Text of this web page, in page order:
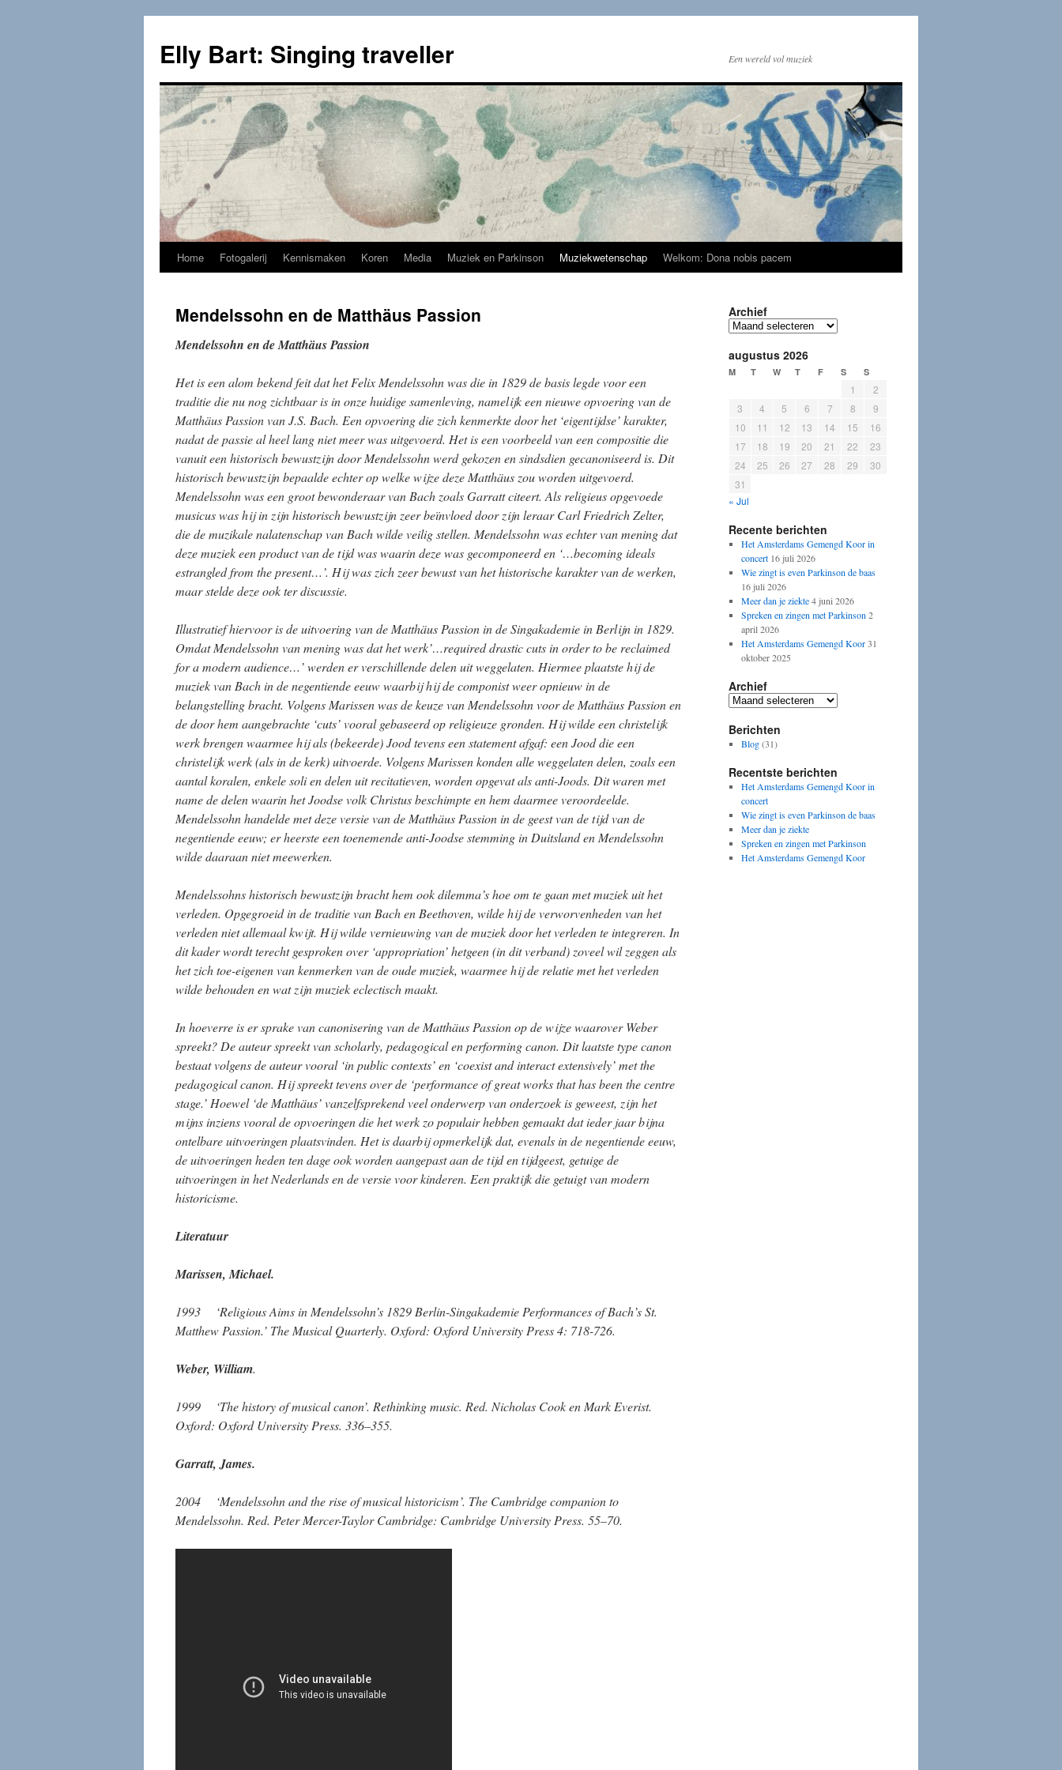
content
Elly Bart: Singing traveller Een wereld vol muziek
Home Fotogalerij Kennismaken Koren Media Muziek en Parkinson Muziekwetenschap Welkom: Dona nobis pacem
Mendelssohn en de Matthäus Passion
Mendelssohn en de Matthäus Passion
Het is een alom bekend feit dat het Felix Mendelssohn was die in 1829 de basis legde voor een
traditie die nu nog zichtbaar is in onze huidige samenleving, namelijk een nieuwe opvoering van de
Matthäus Passion van J.S. Bach. Een opvoering die zich kenmerkte door het ‘eigentijdse’ karakter,
nadat de passie al heel lang niet meer was uitgevoerd. Het is een voorbeeld van een compositie die
vanuit een historisch bewustzijn door Mendelssohn werd gekozen en sindsdien gecanoniseerd is. Dit
historisch bewustzijn bepaalde echter op welke wijze deze Matthäus zou worden uitgevoerd.
Mendelssohn was een groot bewonderaar van Bach zoals Garratt citeert. Als religieus opgevoede
musicus was hij in zijn historisch bewustzijn zeer beïnvloed door zijn leraar Carl Friedrich Zelter,
die de muzikale nalatenschap van Bach wilde veilig stellen. Mendelssohn was echter van mening dat
deze muziek een product van de tijd was waarin deze was gecomponeerd en ‘…becoming ideals
estrangled from the present…’. Hij was zich zeer bewust van het historische karakter van de werken,
maar stelde deze ook ter discussie.
Illustratief hiervoor is de uitvoering van de Matthäus Passion in de Singakademie in Berlijn in 1829.
Omdat Mendelssohn van mening was dat het werk’…required drastic cuts in order to be reclaimed
for a modern audience…’ werden er verschillende delen uit weggelaten. Hiermee plaatste hij de
muziek van Bach in de negentiende eeuw waarbij hij de componist weer opnieuw in de
belangstelling bracht. Volgens Marissen was de keuze van Mendelssohn voor de Matthäus Passion en
de door hem aangebrachte ‘cuts’ vooral gebaseerd op religieuze gronden. Hij wilde een christelijk
werk brengen waarmee hij als (bekeerde) Jood tevens een statement afgaf: een Jood die een
christelijk werk (als in de kerk) uitvoerde. Volgens Marissen konden alle weggelaten delen, zoals een
aantal koralen, enkele soli en delen uit recitatieven, worden opgevat als anti-Joods. Dit waren met
name de delen waarin het Joodse volk Christus beschimpte en hem daarmee veroordeelde.
Mendelssohn handelde met deze versie van de Matthäus Passion in de geest van de tijd van de
negentiende eeuw; er heerste een toenemende anti-Joodse stemming in Duitsland en Mendelssohn
wilde daaraan niet meewerken.
Mendelssohns historisch bewustzijn bracht hem ook dilemma’s hoe om te gaan met muziek uit het
verleden. Opgegroeid in de traditie van Bach en Beethoven, wilde hij de verworvenheden van het
verleden niet allemaal kwijt. Hij wilde vernieuwing van de muziek door het verleden te integreren. In
dit kader wordt terecht gesproken over ‘appropriation’ hetgeen (in dit verband) zoveel wil zeggen als
het zich toe-eigenen van kenmerken van de oude muziek, waarmee hij de relatie met het verleden
wilde behouden en wat zijn muziek eclectisch maakt.
In hoeverre is er sprake van canonisering van de Matthäus Passion op de wijze waarover Weber
spreekt? De auteur spreekt van scholarly, pedagogical en performing canon. Dit laatste type canon
bestaat volgens de auteur vooral ‘in public contexts’ en ‘coexist and interact extensively’ met the
pedagogical canon. Hij spreekt tevens over de ‘performance of great works that has been the centre
stage.’ Hoewel ‘de Matthäus’ vanzelfsprekend veel onderwerp van onderzoek is geweest, zijn het
mijns inziens vooral de opvoeringen die het werk zo populair hebben gemaakt dat ieder jaar bijna
ontelbare uitvoeringen plaatsvinden. Het is daarbij opmerkelijk dat, evenals in de negentiende eeuw,
de uitvoeringen heden ten dage ook worden aangepast aan de tijd en tijdgeest, getuige de
uitvoeringen in het Nederlands en de versie voor kinderen. Een praktijk die getuigt van modern
historicisme.
Literatuur
Marissen, Michael.
1993 ‘Religious Aims in Mendelssohn’s 1829 Berlin-Singakademie Performances of Bach’s St.
Matthew Passion.’ The Musical Quarterly. Oxford: Oxford University Press 4: 718-726.
Weber, William.
1999 ‘The history of musical canon’. Rethinking music. Red. Nicholas Cook en Mark Everist.
Oxford: Oxford University Press. 336–355.
Garratt, James.
2004 ‘Mendelssohn and the rise of musical historicism’. The Cambridge companion to
Mendelssohn. Red. Peter Mercer-Taylor Cambridge: Cambridge University Press. 55–70.
Archief
Archief
augustus 2026
M T W T F S S
1
2
3
4 5 6 7 8
9
10
11 12 13 14 15
16
17
18 19 20 21 22
23
24
25 26 27 28 29
30
31
« Jul
Recente berichten
Het Amsterdams Gemengd Koor in
concert 16 juli 2026
Wie zingt is even Parkinson de baas
16 juli 2026
Meer dan je ziekte 4 juni 2026
Spreken en zingen met Parkinson 2
april 2026
Het Amsterdams Gemengd Koor 31
oktober 2025
Archief
Archief
Berichten
Blog(31)
Recentste berichten
Het Amsterdams Gemengd Koor in
concert
Wie zingt is even Parkinson de baas
Meer dan je ziekte
Spreken en zingen met Parkinson
Het Amsterdams Gemengd Koor